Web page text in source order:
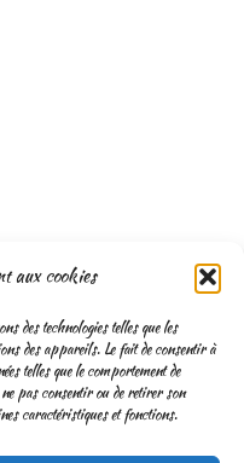
aux cookies
des technologies telles que les
des appareils. Le fait de consentir à
telles que le comportement de
pas consentir ou de retirer son
caractéristiques et fonctions.
les partageons qu’avec les
Lisez notre politique de